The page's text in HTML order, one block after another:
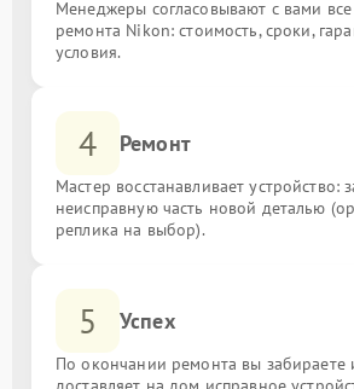
Менеджеры согласовывают с вами все
ремонта Nikon: стоимость, сроки,
условия.
4 Ремонт
Мастер восстанавливает устройство:
неисправную часть новой деталью
реплика на выбор).
5 Успех
По окончании ремонта вы забираете